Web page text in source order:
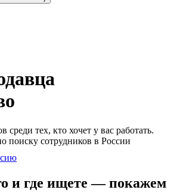
среди тех, кто хочет у вас работать.
поиску сотрудников в России
и где ищете — покажем